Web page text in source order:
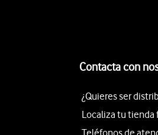
Contacta con
¿Quieres ser
Localiza tu tienda
Teléfonos de